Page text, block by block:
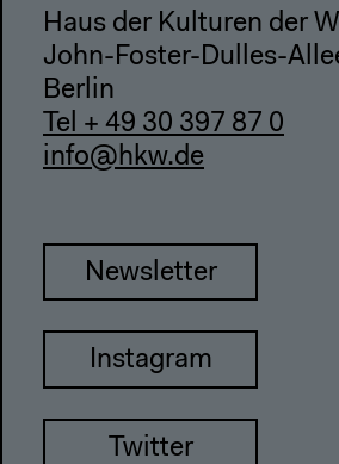
Haus der Kulturen der
John-Foster-Dulles-
Berlin
Tel + 49 30 397 87 0
info@hkw.de
Newsletter
Instagram
Twitter